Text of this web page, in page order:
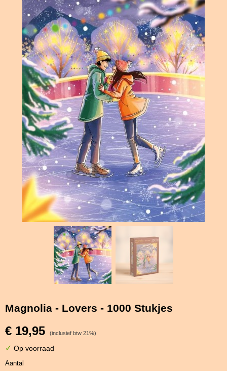
Magnolia - Lovers - 1000 Stukjes
€ 19,95 (inclusief btw 21%)
✓ Op voorraad
Aantal